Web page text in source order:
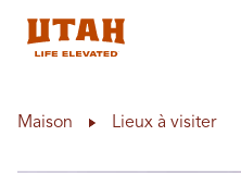
Maison Lieux à visiter